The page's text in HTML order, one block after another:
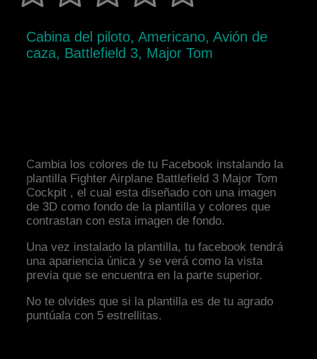
Cabina del piloto, Americano, Avión de
caza, Battlefield 3, Major Tom
Cambia los colores de tu Facebook instalando la
plantilla Fighter Airplane Battlefield 3 Major Tom
Cockpit , el cual esta diseñado con una imagen
de 3D como fondo de la plantilla y colores que
contrastan con esta imagen de fondo.
Una vez instalado la plantilla, tu facebook tendrá
una apariencia única y se verá como la vista
previa que se encuentra en la parte superior.
No te olvides que si la plantilla es de tu agrado
puntúala con 5 estrellitas.